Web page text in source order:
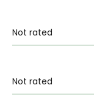
Not rated
Not rated